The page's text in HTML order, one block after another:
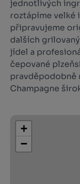
jednotlivých
roztápíme velké
připravujeme
dalších
jídel a
čepované
pravděpodobně
Champagne
+
−